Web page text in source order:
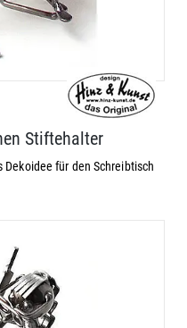
Stiftehalter
für den Schreibtisch